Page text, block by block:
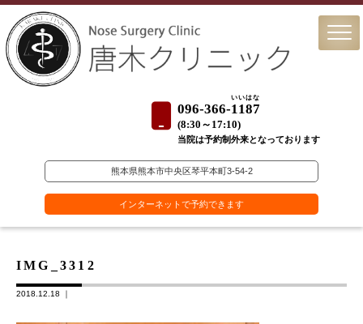
096-366-1187
いいはな
(8:30～17:10)
当院は予約制外来となっております
熊本県熊本市中央区琴平本町3-54-2
インターネットで予約できます
IMG_3312
2018.12.18 ｜